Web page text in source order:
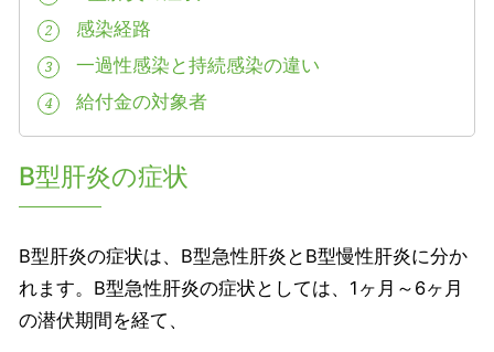
2 感染経路
3 一過性感染と持続感染の違い
4 給付金の対象者
B型肝炎の症状
B型肝炎の症状は、B型急性肝炎とB型慢性肝炎に分か
れます。B型急性肝炎の症状としては、1ヶ月～6ヶ月
の潜伏期間を経て、